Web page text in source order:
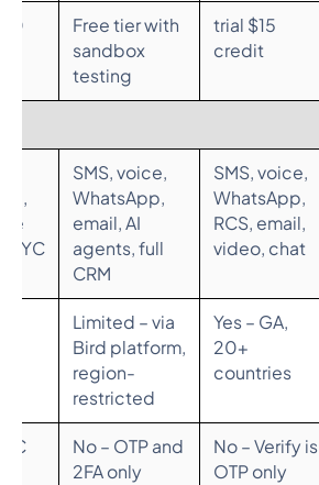
$15 trial
credit
Free tier with
sandbox
testing
SMS, voice,
WhatsApp,
RCS, email,
video, chat
SMS, voice,
WhatsApp,
email, AI
agents, full
CRM
Yes – GA,
20+
countries
Limited – via
Bird platform,
region-
restricted
No – Verify is
OTP only
No – OTP and
2FA only